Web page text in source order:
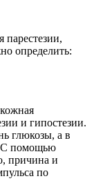
парестезии,
определить:
и гипостезии.
глюкозы, а в
С помощью
причина и
по